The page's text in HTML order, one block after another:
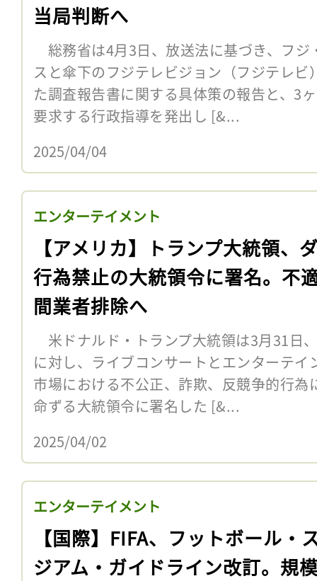
当局判断へ
総務省は4月3日、放送法に基づき、フジ
スと傘下のフジテレビジョン（フジテレ
た調査報告書に関する具体策の報告と、3
要求する行政指導を発出し [&...
2025/04/04
エンターテイメント
【アメリカ】トランプ大統領、
行為禁止の大統領令に署名。不
間業者排除へ
米ドナルド・トランプ大統領は3月31日
に対し、ライブコンサートとエンターテ
市場における不公正、詐欺、反競争的行
命ずる大統領令に署名した [&...
2025/04/02
エンターテイメント
【国際】FIFA、フットボール・
ジアム・ガイドライン改訂。規